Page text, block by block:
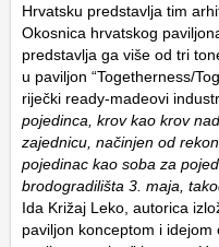
Hrvatsku predstavlja tim
Okosnica hrvatskog
predstavlja ga više od tri
u paviljon “Togetherness/
riječki ready-madeovi
pojedinca, krov kao krov
zajednicu, načinjen od
pojedinac kao soba za
brodogradilišta 3. maja,
Ida Križaj Leko, autorica
paviljon konceptom i idejom